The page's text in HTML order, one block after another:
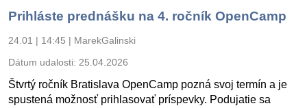
Prihláste prednášku na 4. ročník OpenCamp
24.01 | 14:45 | MarekGalinski
Dátum udalosti: 25.04.2026
Štvrtý ročník Bratislava OpenCamp pozná svoj termín a je
spustená možnosť prihlasovať príspevky. Podujatie sa